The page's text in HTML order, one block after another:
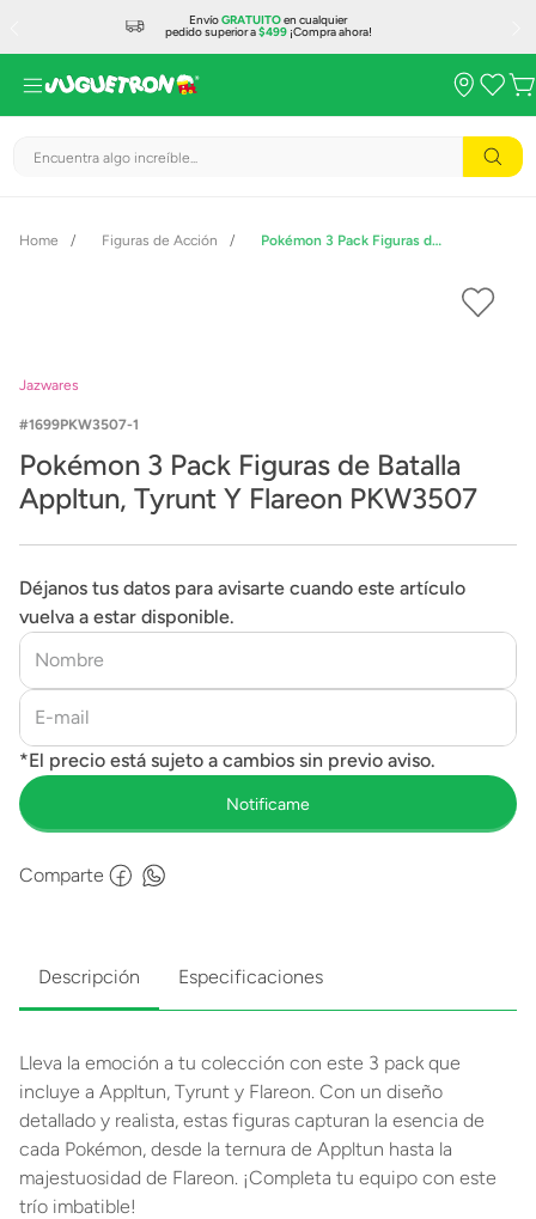
EnvíoGRATUITOen cualquier
pedido superior a$499¡Compra ahora!
Encuentra algo increíble...
Figuras de Acción Pokémon 3 Pack Figuras de Batalla Appltun, Tyrunt Y Flareon PKW3507
Jazwares
1699PKW3507-1
Pokémon 3 Pack Figuras de Batalla
Appltun, Tyrunt Y Flareon PKW3507
Déjanos tus datos para avisarte cuando este artículo
vuelva a estar disponible.
Comparte
Descripción Especificaciones
Lleva la emoción a tu colección con este 3 pack que
incluye a Appltun, Tyrunt y Flareon. Con un diseño
detallado y realista, estas figuras capturan la esencia de
cada Pokémon, desde la ternura de Appltun hasta la
majestuosidad de Flareon. ¡Completa tu equipo con este
trío imbatible!